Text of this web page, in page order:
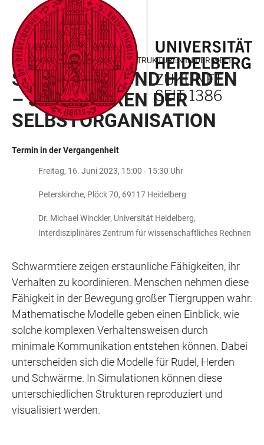
LINKS
ZUR
BARRIEREFREIHEIT
ZUM
HAUPTINHALT
HAUPTNAVIGATION
ÖFFNEN
WEBSEITENSUCHE
ÖFFNEN
AKADEMISCHE MITTAGSPAUSE: STRUKTUREN IN DER WELT
SCHWÄRME UND HERDEN
– STRUKTUREN DER
SELBSTORGANISATION
Termin in der Vergangenheit
Freitag, 16. Juni 2023, 15:00 - 15:30 Uhr
Peterskirche, Plöck 70, 69117 Heidelberg
Dr. Michael Winckler, Universität Heidelberg,
Interdisziplinäres Zentrum für wissenschaftliches Rechnen
Schwarmtiere zeigen erstaunliche Fähigkeiten, ihr
Verhalten zu koordinieren. Menschen nehmen diese
Fähigkeit in der Bewegung großer Tiergruppen wahr.
Mathematische Modelle geben einen Einblick, wie
solche komplexen Verhaltensweisen durch
minimale Kommunikation entstehen können. Dabei
unterscheiden sich die Modelle für Rudel, Herden
und Schwärme. In Simulationen können diese
unterschiedlichen Strukturen reproduziert und
visualisiert werden.